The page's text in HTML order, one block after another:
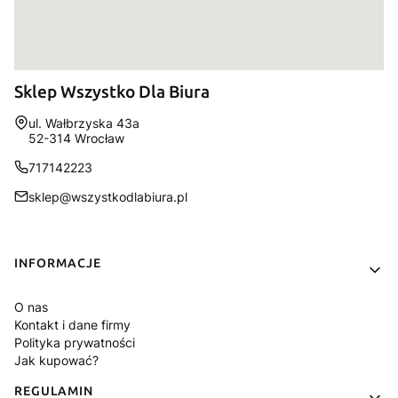
Sklep Wszystko Dla Biura
Adres:
ul. Wałbrzyska 43a
52-314 Wrocław
717142223
sklep@wszystkodlabiura.pl
Linki w stopce
INFORMACJE
O nas
Kontakt i dane firmy
Polityka prywatności
Jak kupować?
REGULAMIN